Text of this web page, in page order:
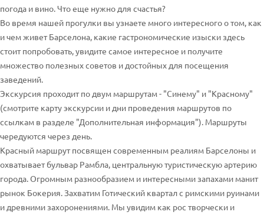
погода и вино. Что еще нужно для счастья?
Во время нашей прогулки вы узнаете много интересного о том, как
и чем живет Барселона, какие гастрономические изыски здесь
стоит попробовать, увидите самое интересное и получите
множество полезных советов и достойных для посещения
заведений.
Экскурсия проходит по двум маршрутам - "Синему" и "Красному"
(смотрите карту экскурсии и дни проведения маршрутов по
ссылкам в разделе "Дополнительная информация"). Маршруты
чередуются через день.
Красный маршрут посвящен современным реалиям Барселоны и
охватывает бульвар Рамбла, центральную туристическую артерию
города. Огромным разнообразием и интересными запахами манит
рынок Бокерия. Захватим Готический квартал с римскими руинами
и древними захоронениями. Мы увидим как рос творчески и